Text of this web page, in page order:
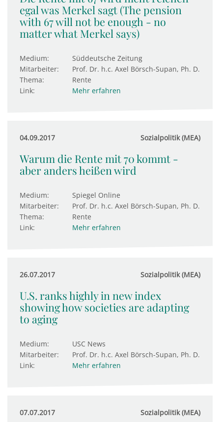
egal was Merkel sagt (The pension
with 67 will not be enough - no
matter what Merkel says)
Medium:
Süddeutsche Zeitung
Mitarbeiter:
Prof. Dr. h.c. Axel Börsch-Supan, Ph. D.
Thema:
Rente
Link:
Mehr erfahren
04.09.2017 Sozialpolitik (MEA)
Warum die Rente mit 70 kommt -
aber anders heißen wird
Medium:
Spiegel Online
Mitarbeiter:
Prof. Dr. h.c. Axel Börsch-Supan, Ph. D.
Thema:
Rente
Link:
Mehr erfahren
26.07.2017 Sozialpolitik (MEA)
U.S. ranks highly in new index
showing how societies are adapting
to aging
Medium:
USC News
Mitarbeiter:
Prof. Dr. h.c. Axel Börsch-Supan, Ph. D.
Link:
Mehr erfahren
07.07.2017 Sozialpolitik (MEA)